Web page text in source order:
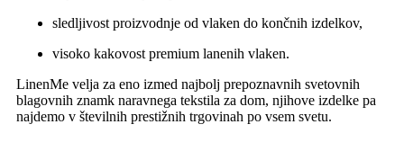
sledljivost proizvodnje od vlaken do končnih izdelkov,
visoko kakovost premium lanenih vlaken.
LinenMe velja za eno izmed najbolj prepoznavnih svetovnih
blagovnih znamk naravnega tekstila za dom, njihove izdelke pa
najdemo v številnih prestižnih trgovinah po vsem svetu.